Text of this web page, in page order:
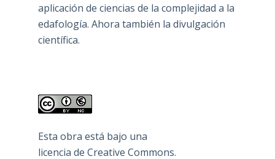
aplicación de ciencias de la complejidad a la
edafología. Ahora también la divulgación
científica.
Esta obra está bajo una
licencia de Creative Commons.